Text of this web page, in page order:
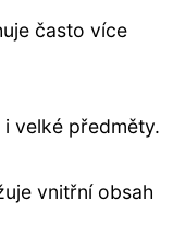
často více
velké předměty.
vnitřní obsah